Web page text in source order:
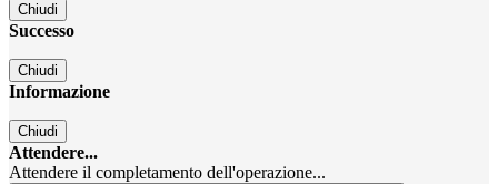
Chiudi
Successo
Chiudi
Informazione
Chiudi
Attendere...
Attendere il completamento dell'operazione...